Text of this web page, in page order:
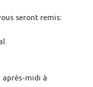
seront remis:
après-midi à